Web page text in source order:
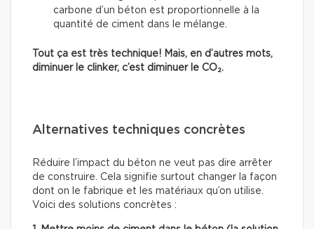
carbone d’un béton est proportionnelle à la
quantité de ciment dans le mélange.
Tout ça est très technique! Mais, en d’autres mots,
diminuer le clinker, c’est diminuer le CO₂.
Alternatives techniques concrètes
Réduire l’impact du béton ne veut pas dire arrêter
de construire. Cela signifie surtout changer la façon
dont on le fabrique et les matériaux qu’on utilise.
Voici des solutions concrètes :